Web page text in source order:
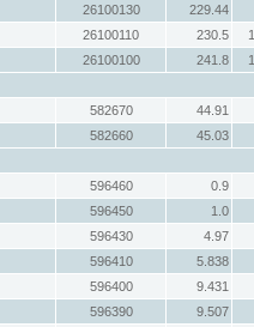
26100130
229.44
26100110 230.5
26100100 241.8
582670
44.91
582660
45.03
596460
0.9
596450
1.0
596430
4.97
596410
5.838
596400
9.431
596390
9.507